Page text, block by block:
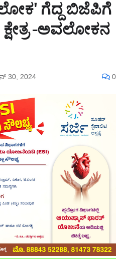
ಗೆದ್ದ ಬಿಜೆಪಿಗೆ
ಕ್ಷೇತ್ರ -ಅವಲೋಕನ
30, 2024 0